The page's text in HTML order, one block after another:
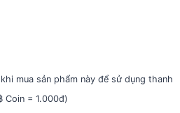
khi mua sản phẩm này để sử dụng thanh
Coin = 1.000đ)